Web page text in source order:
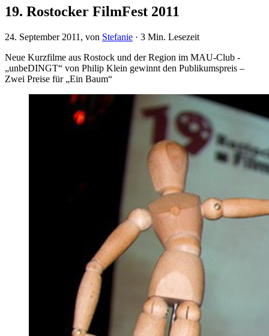
19. Rostocker FilmFest 2011
24. September 2011 , von Stefanie · 3 Min. Lesezeit
Neue Kurzfilme aus Rostock und der Region im MAU-Club -
„unbeDINGT“ von Philip Klein gewinnt den Publikumspreis –
Zwei Preise für „Ein Baum“